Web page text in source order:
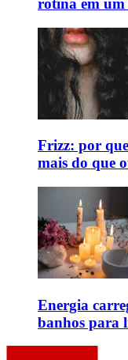
rotina em um
Frizz: por
mais do que
Energia
banhos para